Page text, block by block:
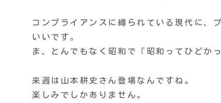
コンプライアンスに縛られている現代に、
いいです。
ま、とんでもなく昭和で「昭和ってひどか
来週は山本耕史さん登場なんですね。
楽しみでしかありません。